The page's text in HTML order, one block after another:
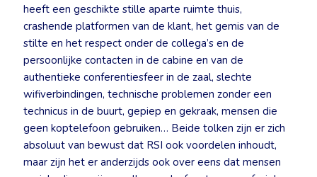
heeft een geschikte stille aparte ruimte thuis,
crashende platformen van de klant, het gemis van de
stilte en het respect onder de collega’s en de
persoonlijke contacten in de cabine en van de
authentieke conferentiesfeer in de zaal, slechte
wifiverbindingen, technische problemen zonder een
technicus in de buurt, gepiep en gekraak, mensen die
geen koptelefoon gebruiken… Beide tolken zijn er zich
absoluut van bewust dat RSI ook voordelen inhoudt,
maar zijn het er anderzijds ook over eens dat mensen